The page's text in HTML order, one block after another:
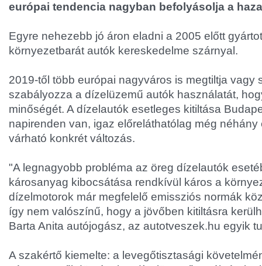
európai tendencia nagyban befolyásolja a
Egyre nehezebb jó áron eladni a 2005 előtt
környezetbarát autók kereskedelme szárnyal.
2019-től több európai nagyváros is megtiltja vagy
szabályozza a dízelüzemű autók használatát,
minőségét. A dízelautók esetleges kitiltása
napirenden van, igaz előreláthatólag még
várható konkrét változás.
"A legnagyobb probléma az öreg dízelautók
károsanyag kibocsátása rendkívül káros a
dízelmotorok már megfelelő emissziós normák
így nem valószínű, hogy a jövőben kitiltásra
Barta Anita autójogász, az autotveszek.hu egyik
A szakértő kiemelte: a levegőtisztasági